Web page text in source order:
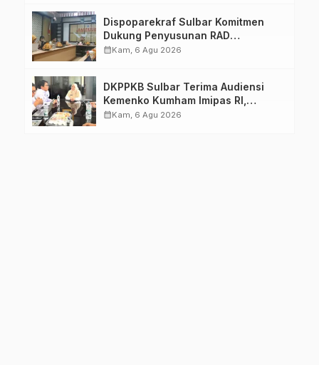
Dispoparekraf Sulbar Komitmen
Dukung Penyusunan RAD
TPB/SDGs Sulawesi Barat
calendar_monthKam, 6 Agu 2026
DKPPKB Sulbar Terima Audiensi
Kemenko Kumham Imipas RI,
Perkuat Pelayanan Kesehatan bagi
calendar_monthKam, 6 Agu 2026